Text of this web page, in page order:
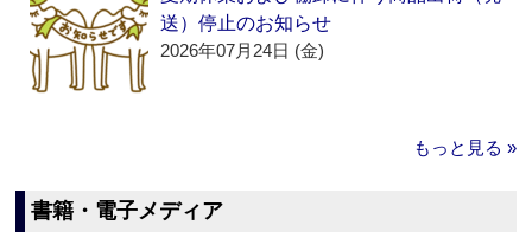
送）停止のお知らせ
2026年07月24日 (金)
もっと見る »
書籍・電子メディア